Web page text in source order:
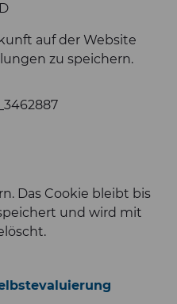
auf der Website
zu speichern.
Das Cookie bleibt bis
und wird mit